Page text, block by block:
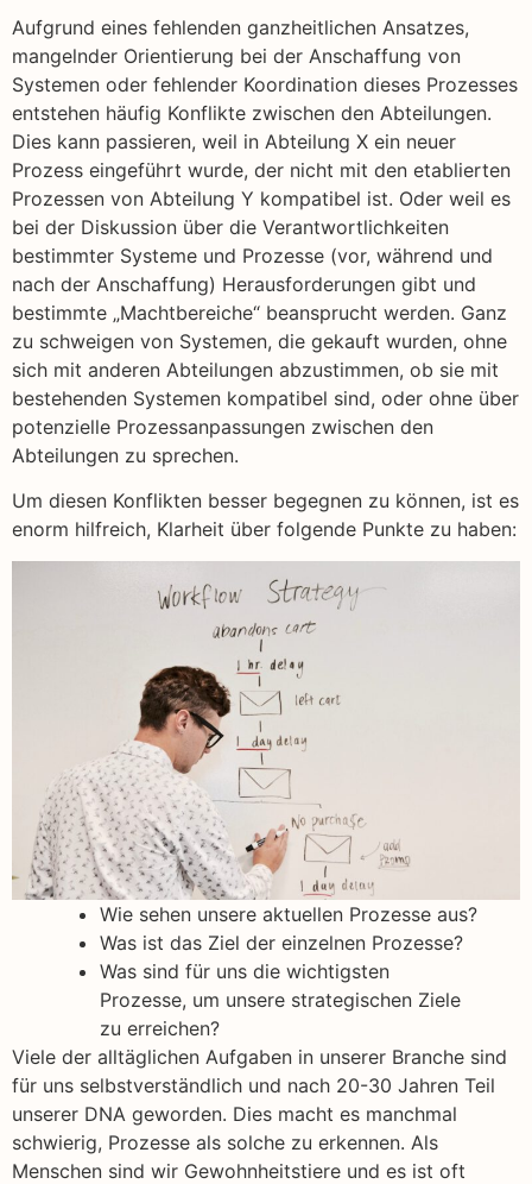
Aufgrund eines fehlenden ganzheitlichen Ansatzes,
mangelnder Orientierung bei der Anschaffung von
Systemen oder fehlender Koordination dieses Prozesses
entstehen häufig Konflikte zwischen den Abteilungen.
Dies kann passieren, weil in Abteilung X ein neuer
Prozess eingeführt wurde, der nicht mit den etablierten
Prozessen von Abteilung Y kompatibel ist. Oder weil es
bei der Diskussion über die Verantwortlichkeiten
bestimmter Systeme und Prozesse (vor, während und
nach der Anschaffung) Herausforderungen gibt und
bestimmte „Machtbereiche“ beansprucht werden. Ganz
zu schweigen von Systemen, die gekauft wurden, ohne
sich mit anderen Abteilungen abzustimmen, ob sie mit
bestehenden Systemen kompatibel sind, oder ohne über
potenzielle Prozessanpassungen zwischen den
Abteilungen zu sprechen.
Um diesen Konflikten besser begegnen zu können, ist es
enorm hilfreich, Klarheit über folgende Punkte zu haben:
Wie sehen unsere aktuellen Prozesse aus?
Was ist das Ziel der einzelnen Prozesse?
Was sind für uns die wichtigsten
Prozesse, um unsere strategischen Ziele
zu erreichen?
Viele der alltäglichen Aufgaben in unserer Branche sind
für uns selbstverständlich und nach 20-30 Jahren Teil
unserer DNA geworden. Dies macht es manchmal
schwierig, Prozesse als solche zu erkennen. Als
Menschen sind wir Gewohnheitstiere und es ist oft